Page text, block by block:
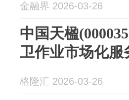
金融界 2026-03-26
中国天楹
卫作业市场化服
格隆汇 2026-03-26